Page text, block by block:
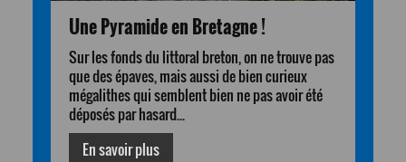
Une Pyramide en Bretagne !
Sur les fonds du littoral breton, on ne trouve pas
que des épaves, mais aussi de bien curieux
mégalithes qui semblent bien ne pas avoir été
déposés par hasard...
En savoir plus